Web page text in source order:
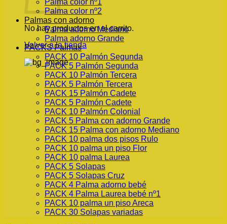
No hay productos en el carrito.
Volver a la tienda
Palma color nº1
Palma color nº2
Palmas con adorno
Palma adorno Mediano
Palma adorno Grande
PACKS Palmas
PACK 10 Palmón Segunda
PACK 5 Palmón Segunda
PACK 10 Palmón Tercera
PACK 5 Palmón Tercera
PACK 15 Palmón Cadete
PACK 5 Palmón Cadete
PACK 10 Palmón Colonial
PACK 5 Palma con adorno Grande
PACK 15 Palma con adorno Mediano
PACK 10 palma dos pisos Rulo
PACK 10 palma un piso Flor
PACK 10 palma Laurea
PACK 5 Solapas
PACK 5 Solapas Cruz
PACK 4 Palma adorno bebé
PACK 4 Palma Laurea bebé nº1
PACK 10 palma un piso Areca
PACK 30 Solapas variadas